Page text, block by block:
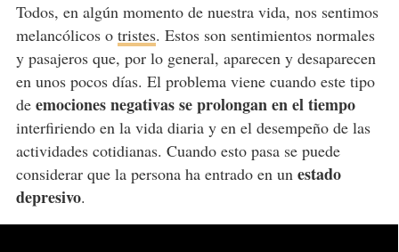
Todos, en algún momento de nuestra vida, nos sentimos
melancólicos o tristes. Estos son sentimientos normales
y pasajeros que, por lo general, aparecen y desaparecen
en unos pocos días. El problema viene cuando este tipo
de emociones negativas se prolongan en el tiempo
interfiriendo en la vida diaria y en el desempeño de las
actividades cotidianas. Cuando esto pasa se puede
considerar que la persona ha entrado en un estado
depresivo.